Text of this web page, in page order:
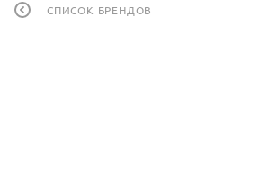
СПИСОК БРЕНДОВ